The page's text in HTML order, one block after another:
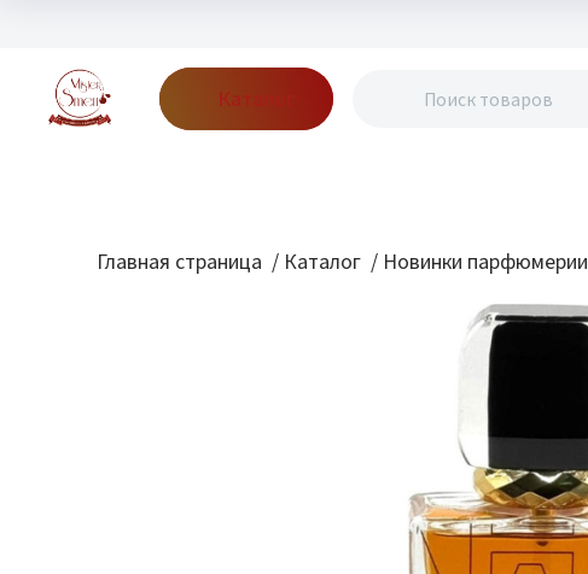
Каталог
Главная страница / Каталог / Новинки парфюмерии